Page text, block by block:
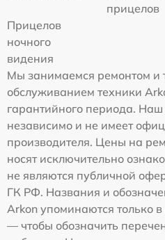
прицелов
Прицелов
ночного
видения
Мы занимаемся ремонтом и
обслуживанием техники
гарантийного периода.
независимо и не имеет
производителя. Цены на
носят исключительно
не являются публичной
ГК РФ. Названия и
Arkon упоминаются только
— чтобы обозначить